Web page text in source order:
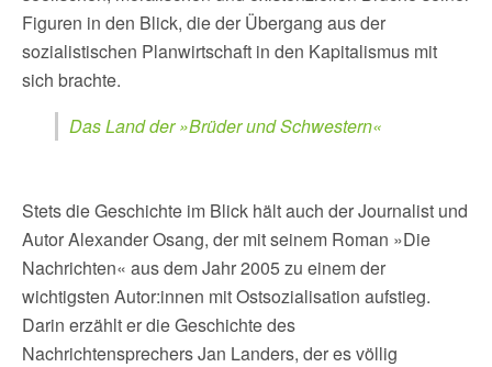
Figuren in den Blick, die der Übergang aus der
sozialistischen Planwirtschaft in den Kapitalismus mit
sich brachte.
Das Land der »Brüder und Schwestern«
Stets die Geschichte im Blick hält auch der Journalist und
Autor Alexander Osang, der mit seinem Roman »Die
Nachrichten« aus dem Jahr 2005 zu einem der
wichtigsten Autor:innen mit Ostsozialisation aufstieg.
Darin erzählt er die Geschichte des
Nachrichtensprechers Jan Landers, der es völlig